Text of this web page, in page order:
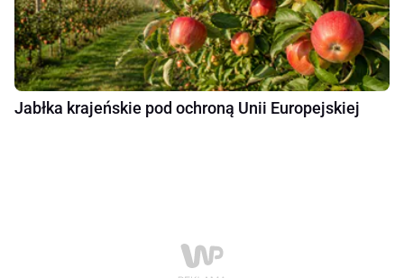
Jabłka krajeńskie pod ochroną Unii Europejskiej